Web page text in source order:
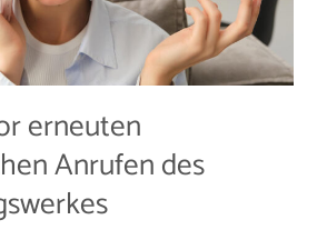
erneuten
Anrufen des